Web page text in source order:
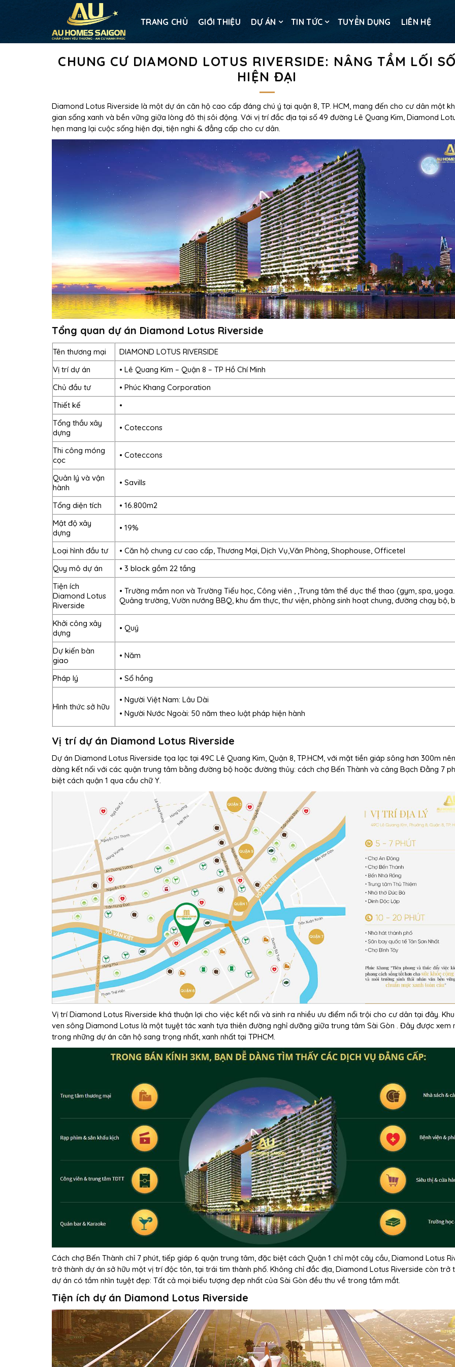
TRANG CHỦ GIỚI THIỆU DỰ ÁN TIN TỨC TUYỂN DỤNG LIÊN HỆ
CHUNG CƯ DIAMOND LOTUS RIVERSIDE: NÂNG TẦM LỐI
HIỆN ĐẠI
Diamond Lotus Riverside là một dự án căn hộ cao cấp đáng chú ý tại quận 8, TP. HCM, mang đến cho cư dân một
gian sống xanh và bền vững giữa lòng đô thị sôi động. Với vị trí đắc địa tại số 49 đường Lê Quang Kim, Diamond
hẹn mang lại cuộc sống hiện đại, tiện nghi & đẳng cấp cho cư dân.
Tổng quan dự án Diamond Lotus Riverside
Tên thương mại
DIAMOND LOTUS RIVERSIDE
Vị trí dự án
• Lê Quang Kim – Quận 8 – TP Hồ Chí Minh
Chủ đầu tư
• Phúc Khang Corporation
Thiết kế
•
Tổng thầu xây
dựng
• Coteccons
Thi công móng
cọc
• Coteccons
Quản lý và vận
hành
• Savills
Tổng diện tích
• 16.800m2
Mật độ xây
dựng
• 19%
Loại hình đầu tư
• Căn hộ chung cư cao cấp, Thương Mại, Dịch Vụ,Văn Phòng, Shophouse, Officetel
Quy mô dự án
• 3 block gồm 22 tầng
Tiện ích
Diamond Lotus
Riverside
• Trường mầm non và Trường Tiểu học, Công viên , ,Trung tâm thể dục thể thao (gym, spa,
Quảng trường, Vườn nướng BBQ, khu ẩm thực, thư viện, phòng sinh hoạt chung, đường chạy bộ,
Khởi công xây
dựng
• Quý
Dự kiến bàn
giao
• Năm
Pháp lý • Sổ hồng
Hình thức sở hữu
• Người Việt Nam: Lâu Dài
• Người Nước Ngoài: 50 năm theo luật pháp hiện hành
Vị trí dự án Diamond Lotus Riverside
Dự án Diamond Lotus Riverside tọa lạc tại 49C Lê Quang Kim, Quận 8, TP.HCM, với mặt tiền giáp sông hơn 300m
dàng kết nối với các quận trung tâm bằng đường bộ hoặc đường thủy: cách chợ Bến Thành và cảng Bạch Đằng 7
biệt cách quận 1 qua cầu chữ Y.
Vị trí Diamond Lotus Riverside khá thuận lợi cho việc kết nối và sinh ra nhiều ưu điểm nổi trội cho cư dân tại đây.
ven sông Diamond Lotus là một tuyệt tác xanh tựa thiên đường nghỉ dưỡng giữa trung tâm Sài Gòn . Đây được xem
trong những dự án căn hộ sang trọng nhất, xanh nhất tại TPHCM.
Cách chợ Bến Thành chỉ 7 phút, tiếp giáp 6 quận trung tâm, đặc biệt cách Quận 1 chỉ một cây cầu, Diamond Lotus
trở thành dự án sở hữu một vị trí độc tôn, tại trái tim thành phố. Không chỉ đắc địa, Diamond Lotus Riverside còn trở
dự án có tầm nhìn tuyệt đẹp: Tất cả mọi biểu tượng đẹp nhất của Sài Gòn đều thu về trong tầm mắt.
Tiện ích dự án Diamond Lotus Riverside